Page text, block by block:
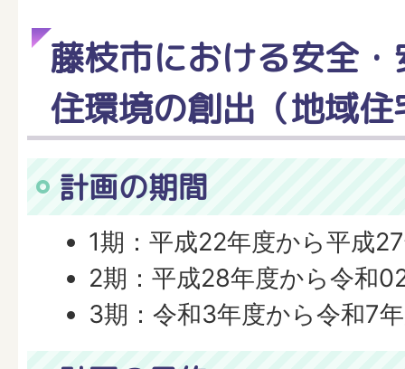
藤枝市における安全
住環境の創出（地域
計画の期間
1期：平成22年度から平成
2期：平成28年度から令和
3期：令和3年度から令和7